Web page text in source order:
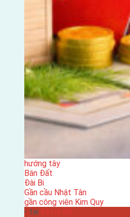
hướng tây
Bán Đất
Đài Bi
Gần cầu Nhật Tân
gần công viên Kim Quy
- tại Xã Uy Nỗ